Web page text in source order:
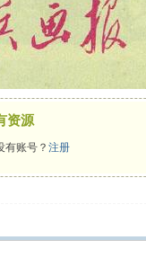
资源
账号？ 注册